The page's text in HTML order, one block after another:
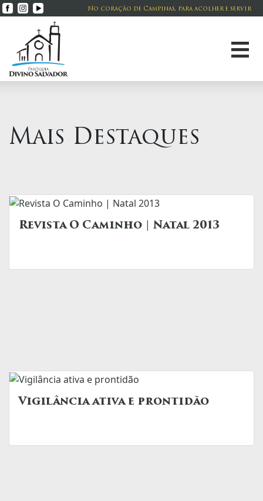
No coração de Campinas, para acolher e servir
Mais Destaques
Revista O Caminho | Natal 2013
Vigilância ativa e prontidão